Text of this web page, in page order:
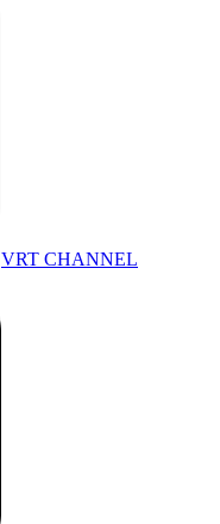
VRT CHANNEL